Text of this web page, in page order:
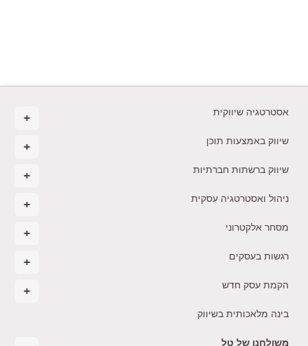
אסטרטגיה שיווקית
שיווק באמצעות תוכן
שיווק ברשתות חברתיות
ניהול ואסטרטגיה עסקית
מסחר אלקטרוני
רגשות בעסקים
הקמת עסק חדש
בינה מלאכותית בשיווק
משולחנו של טל